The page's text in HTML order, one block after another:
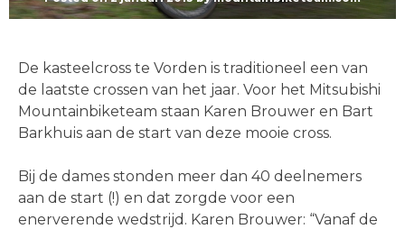
De kasteelcross te Vorden is traditioneel een van
de laatste crossen van het jaar. Voor het Mitsubishi
Mountainbiketeam staan Karen Brouwer en Bart
Barkhuis aan de start van deze mooie cross.
Bij de dames stonden meer dan 40 deelnemers
aan de start (!) en dat zorgde voor een
enerverende wedstrijd. Karen Brouwer: “Vanaf de